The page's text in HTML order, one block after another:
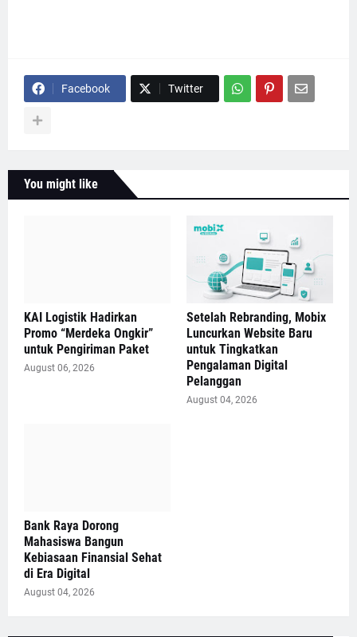
Facebook Twitter
You might like
KAI Logistik Hadirkan
Promo “Merdeka Ongkir”
untuk Pengiriman Paket
August 06, 2026
Setelah Rebranding, Mobix
Luncurkan Website Baru
untuk Tingkatkan
Pengalaman Digital
Pelanggan
August 04, 2026
Bank Raya Dorong
Mahasiswa Bangun
Kebiasaan Finansial Sehat
di Era Digital
August 04, 2026